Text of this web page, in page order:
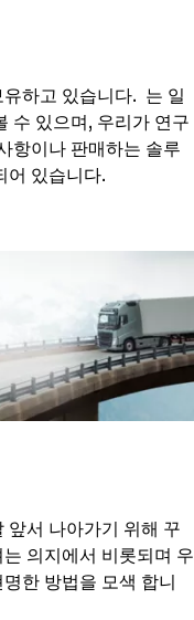
하고 있습니다. 는 일
수 있으며, 우리가 연구
항이나 판매하는 솔루
어 있습니다.
앞서 나아가기 위해 꾸
의지에서 비롯되며 우
한 방법을 모색 합니